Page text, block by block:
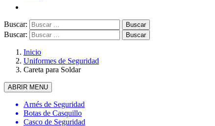
Buscar:
Buscar:
Inicio
Uniformes de Seguridad
Careta para Soldar
ABRIR MENU
Arnés de Seguridad
Botas de Casquillo
Casco de Seguridad